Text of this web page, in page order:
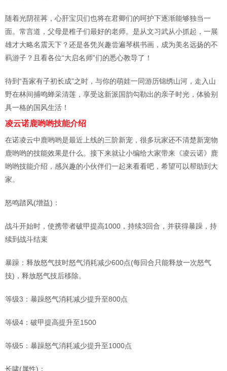
随着光阴荏苒，心肝宝贝们也将在君卿们的呵护下逐渐能够独当一
面。常言道，父母是稚子们最好的老师。是从文习武从小抓起，一展
雄才大略名震天下？还是各凭兴趣尝遍琴棋书画，成为美名远扬的不
羁游子？且看各位“大启名师”们的悉心教导了！
待到“吾家有子初长成”之时，与你的萌娃一同游历锦绣山河，走入山
野在林间捕鸣蝉采清莲，享受这新派国韵勾勒出的亲子时光，体验别
具一格的国风生活！
凌云诺鹿哟哟技能介绍
在诺凌云中鹿哟哟是最近上线的三阶新宠，很多玩家还不清楚新宠物
鹿哟哟的技能效果是什么。接下来就让小编给大家带来《凌云诺》鹿
哟哟技能介绍，感兴趣的小伙伴们一起来看看吧，希望可以帮助到大
家。
怒鸣踏风(增益)：
战斗开始时，使携带者破甲提高1000，持续3回合，并获得暴躁，持
续到战斗结束
暴躁：释放怒气技时怒气消耗减少600点(每回合只能释放一次怒气
技)，释放怒气技后移除。
等级3：暴躁怒气消耗减少提升至800点
等级4：破甲提高提升至1500
等级5：暴躁怒气消耗减少提升至1000点
长啸(属性)：